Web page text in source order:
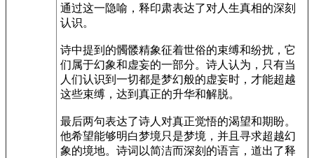
通过这一隐喻，释印肃表达了对人生真相的深刻
认识。
诗中提到的髑髅精象征着世俗的束缚和纷扰，它
们属于幻象和虚妄的一部分。诗人认为，只有当
人们认识到一切都是梦幻般的虚妄时，才能超越
这些束缚，达到真正的升华和解脱。
最后两句表达了诗人对真正觉悟的渴望和期盼。
他希望能够明白梦境只是梦境，并且寻求超越幻
象的境地。诗词以简洁而深刻的语言，道出了释